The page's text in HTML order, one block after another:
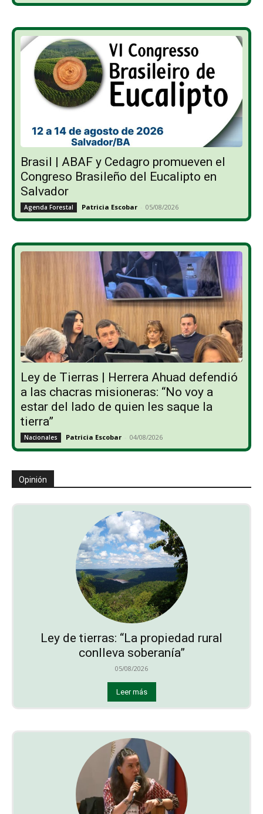
Brasil | ABAF y Cedagro promueven el
Congreso Brasileño del Eucalipto en
Salvador
Agenda Forestal Patricia Escobar - 05/08/2026
Ley de Tierras | Herrera Ahuad defendió
a las chacras misioneras: “No voy a
estar del lado de quien les saque la
tierra”
Nacionales Patricia Escobar - 04/08/2026
Opinión
Ley de tierras: “La propiedad rural
conlleva soberanía”
05/08/2026
Leer más